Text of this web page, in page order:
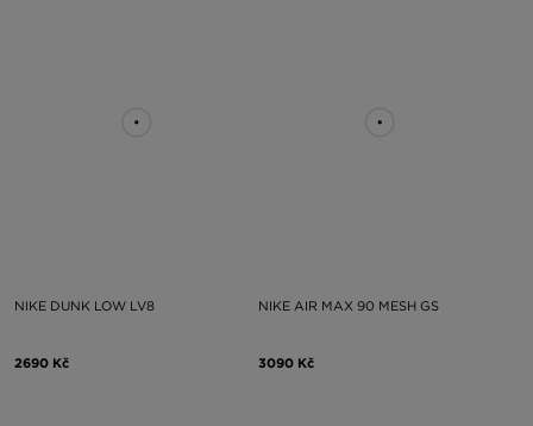
NIKE DUNK LOW LV8
2690 Kč
NIKE AIR MAX 90 MESH GS
3090 Kč